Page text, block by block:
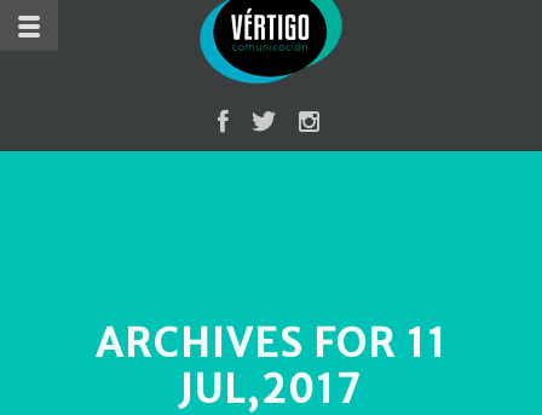
ARCHIVES FOR 11
JUL,2017